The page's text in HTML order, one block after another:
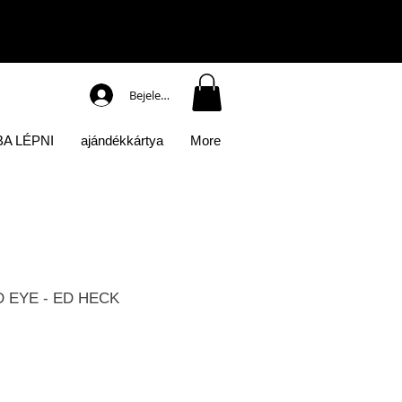
Bejelentkezés
LÉPNI ajándékkártya More
EYE - ED HECK